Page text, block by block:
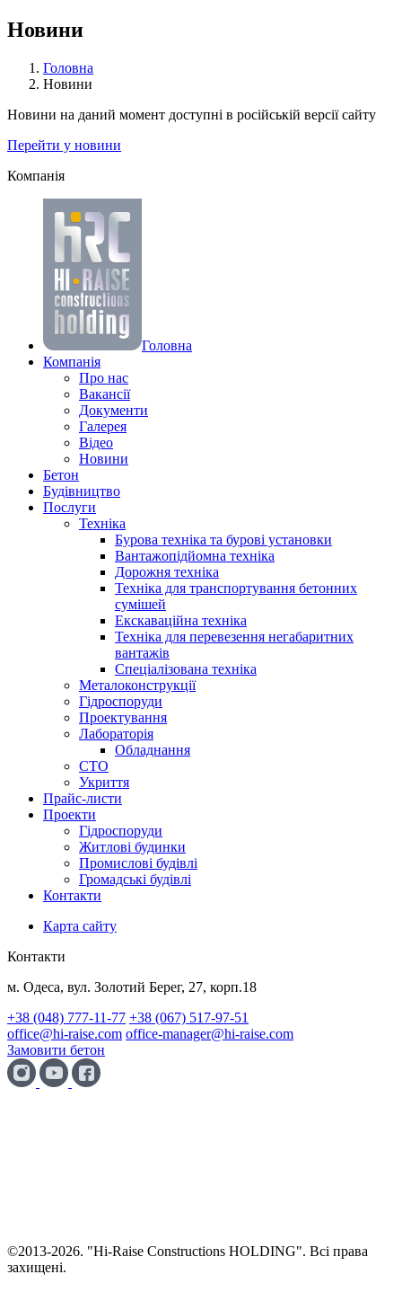
Новини
Головна
Новини
Новини на даний момент доступні в російській версії сайту
Перейти у новини
Компанiя
Головна
Компанiя
Про нас
Вакансії
Документи
Галерея
Вiдео
Новини
Бетон
Будівництво
Послуги
Техніка
Бурова техніка та бурові установки
Вантажопідйомна техніка
Дорожня техніка
Техніка для транспортування бетонних
сумішей
Екскаваційна техніка
Техніка для перевезення негабаритних
вантажів
Спеціалізована техніка
Металоконструкції
Гідроспоруди
Проектування
Лабораторія
Обладнання
СТО
Укриття
Прайс-листи
Проекти
Гiдроспоруди
Житлові будинки
Промислові будівлі
Громадські будівлі
Контакти
Карта сайту
Контакти
м. Одеса, вул. Золотий Берег, 27, корп.18
+38 (048) 777-11-77 +38 (067) 517-97-51
office@hi-raise.com office-manager@hi-raise.com
Замовити бетон
©2013-2026. "Hi-Raise Constructions HOLDING". Всі права
захищені.